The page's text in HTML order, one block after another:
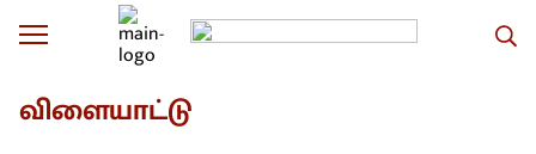
விளையாட்டு